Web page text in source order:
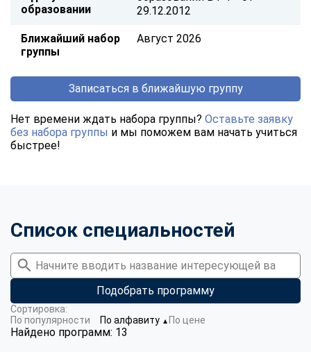
образовании
29.12.2012
Ближайший набор
группы
Август 2026
Записаться в ближайшую группу
Нет времени ждать набора группы? Оставьте заявку
без набора группы и мы поможем вам начать учиться
быстрее!
Список специальностей
Подобрать программу
Найдено программ: 13
Сортировка:
По популярности
По алфавиту ▼ По цене